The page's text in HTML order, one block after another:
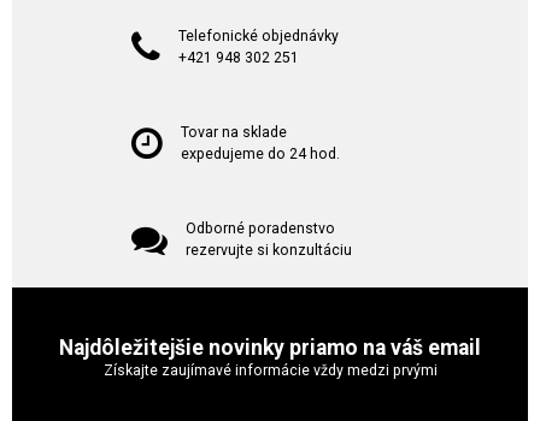
Telefonické objednávky
+421 948 302 251
Tovar na sklade
expedujeme do 24 hod.
Odborné poradenstvo
rezervujte si konzultáciu
Najdôležitejšie novinky priamo na váš email
Získajte zaujímavé informácie vždy medzi prvými